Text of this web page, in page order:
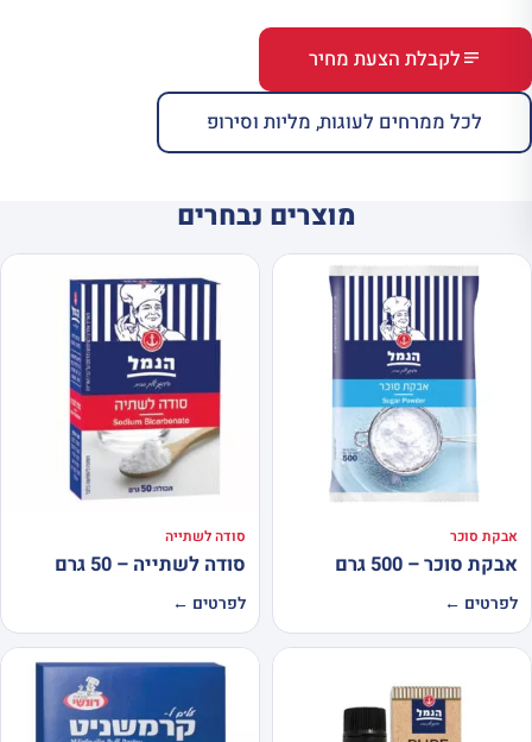
לקבלת הצעת מחיר
לכל ממרחים לעוגות, מליות וסירופ
מוצרים נבחרים
אבקת סוכר
אבקת סוכר – 500 גרם
לפרטים ←
סודה לשתייה
סודה לשתייה – 50 גרם
לפרטים ←